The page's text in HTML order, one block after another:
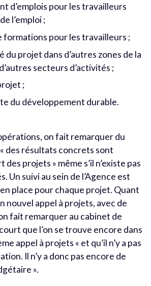
d’emplois pour les travailleurs
l’emploi ;
formations pour les travailleurs ;
du projet dans d’autres zones de la
secteurs d’activités ;
;
du développement durable.
on fait remarquer du
« des résultats concrets sont
projets » même s’il n’existe pas
Un suivi au sein de l’Agence est
place pour chaque projet. Quant
nouvel appel à projets, avec de
fait remarquer au cabinet de
que l’on se trouve encore dans
appel à projets « et qu’il n’y a pas
Il n’y a donc pas encore de
».